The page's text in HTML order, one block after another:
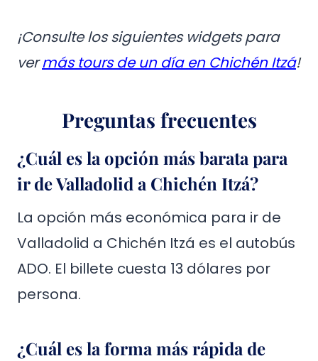
¡Consulte los siguientes widgets para
vermás tours de un día en Chichén Itzá!
Preguntas frecuentes
¿Cuál es la opción más barata para
ir de Valladolid a Chichén Itzá?
La opción más económica para ir de
Valladolid a Chichén Itzá es el autobús
ADO. El billete cuesta 13 dólares por
persona.
¿Cuál es la forma más rápida de